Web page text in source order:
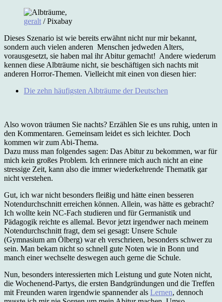
geralt / Pixabay
Dieses Szenario ist wie bereits erwähnt nicht nur mir bekannt,
sondern auch vielen anderen Menschen jedweden Alters,
vorausgesetzt, sie haben mal ihr Abitur gemacht! Andere wiederum
kennen diese Albträume nicht, sie beschäftigen sich nachts mit
anderen Horror-Themen. Vielleicht mit einen von diesen hier:
Die zehn häufigsten Albträume der Deutschen
Also wovon träumen Sie nachts? Erzählen Sie es uns ruhig, unten in
den Kommentaren. Gemeinsam leidet es sich leichter. Doch
kommen wir zum Abi-Thema.
Dazu muss man folgendes sagen: Das Abitur zu bekommen, war für
mich kein großes Problem. Ich erinnere mich auch nicht an eine
stressige Zeit, kann also die immer wiederkehrende Thematik gar
nicht verstehen.
Gut, ich war nicht besonders fleißig und hätte einen besseren
Notendurchschnitt erreichen können. Allein, was hätte es gebracht?
Ich wollte kein NC-Fach studieren und für Germanistik und
Pädagogik reichte es allemal. Bevor jetzt irgendwer nach meinem
Notendurchschnitt fragt, dem sei gesagt: Unsere Schule
(Gymnasium am Ölberg) war eh verschrieen, besonders schwer zu
sein. Man bekam nicht so schnell gute Noten wie in Bonn und
manch einer wechselte deswegen auch gerne die Schule.
Nun, besonders interessierten mich Leistung und gute Noten nicht,
die Wochenend-Partys, die ersten Bandgründungen und die Treffen
mit Freunden waren irgendwie spannender als Lernen, dennoch